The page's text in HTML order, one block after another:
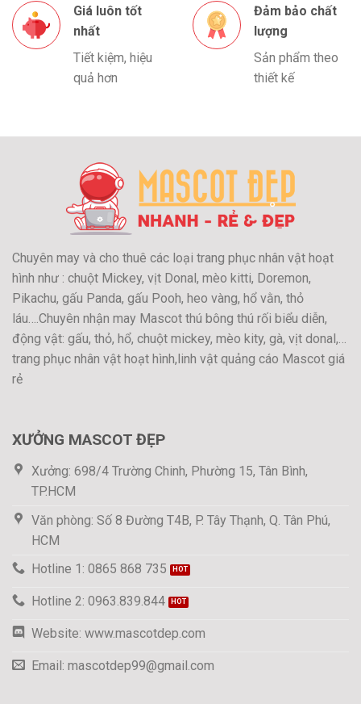
Giá luôn tốt
nhất
Tiết kiệm, hiệu
quả hơn
Đảm bảo chất
lượng
Sản phẩm theo
thiết kế
Chuyên may và cho thuê các loại trang phục nhân vật hoạt
hình như : chuột Mickey, vịt Donal, mèo kitti, Doremon,
Pikachu, gấu Panda, gấu Pooh, heo vàng, hổ vằn, thỏ
láu….Chuyên nhận may Mascot thú bông thú rối biểu diễn,
động vật: gấu, thỏ, hổ, chuột mickey, mèo kity, gà, vịt donal,…
trang phục nhân vật hoạt hình,linh vật quảng cáo Mascot giá
rẻ
XƯỞNG MASCOT ĐẸP
Xưởng: 698/4 Trường Chinh, Phường 15, Tân Bình,
TP.HCM
Văn phòng: Số 8 Đường T4B, P. Tây Thạnh, Q. Tân Phú,
HCM
Hotline 1: 0865 868 735
Hotline 2: 0963.839.844
Website: www.mascotdep.com
Email: mascotdep99@gmail.com